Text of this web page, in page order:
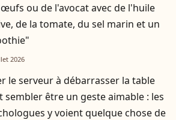
ou de l'avocat avec de l'huile
de la tomate, du sel marin et un
2026
le serveur à débarrasser la table
sembler être un geste aimable : les
y voient quelque chose de